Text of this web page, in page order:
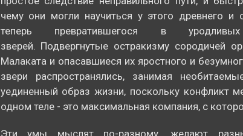
чему они могли научиться у этого древнего и
теперь превратившегося в
зверей. Подвергнутые остракизму сородичей
Малаката и опасавшиеся их яростного и
звери распространялись, занимая
уединенный образ жизни, поскольку конфликт
одном теле - это максимальная компания, с
Эти умы мыслят по-разному, желают